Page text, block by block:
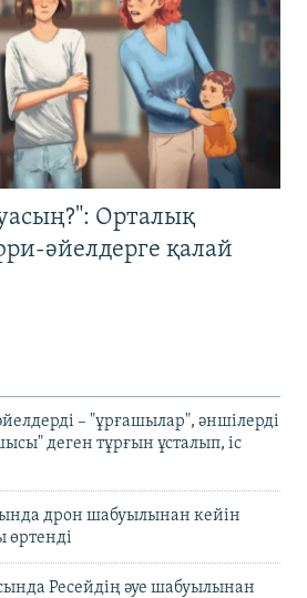
Орталық
әйелдерге қалай
– "ұрғашылар", әншілерді
деген тұрғын ұсталып, іс
дрон шабуылынан кейін
өртенді
Ресейдің әуе шабуылынан